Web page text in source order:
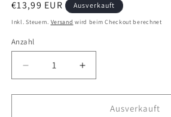
Normaler
Preis
€13,99 EUR Ausverkauft
Inkl. Steuern. Versand wird beim Checkout berechnet
Anzahl
Verringere
die
Menge
Erhöhe
die
Menge
Ausverkauft